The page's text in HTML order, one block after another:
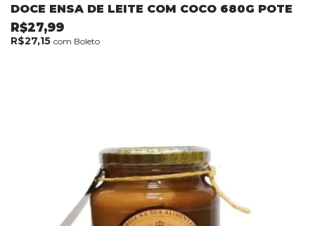
DOCE ENSA DE LEITE COM COCO 680G POTE
R$27,99
R$27,15 com Boleto